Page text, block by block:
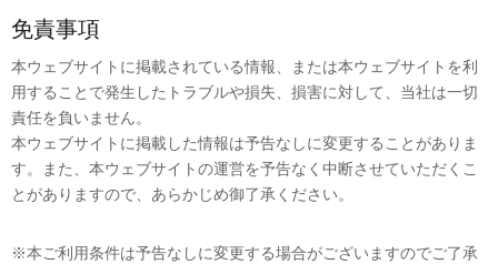
免責事項
本ウェブサイトに掲載されている情報、または本ウェブサイトを利
用することで発生したトラブルや損失、損害に対して、当社は一切
責任を負いません。
本ウェブサイトに掲載した情報は予告なしに変更することがありま
す。また、本ウェブサイトの運営を予告なく中断させていただくこ
とがありますので、あらかじめ御了承ください。
※本ご利用条件は予告なしに変更する場合がございますのでご了承